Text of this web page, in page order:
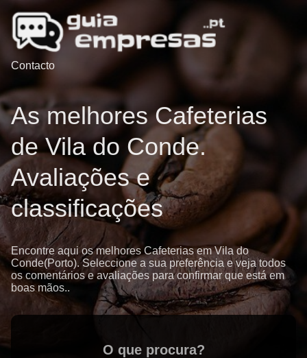
Contacto
As melhores Cafeterias
de Vila do Conde.
Avaliações e
classificações
Encontre aqui os melhores Cafeterias em Vila do
Conde(Porto). Seleccione a sua preferência e veja todos
os comentários e avaliações para confirmar que está em
boas mãos..
O que procura?